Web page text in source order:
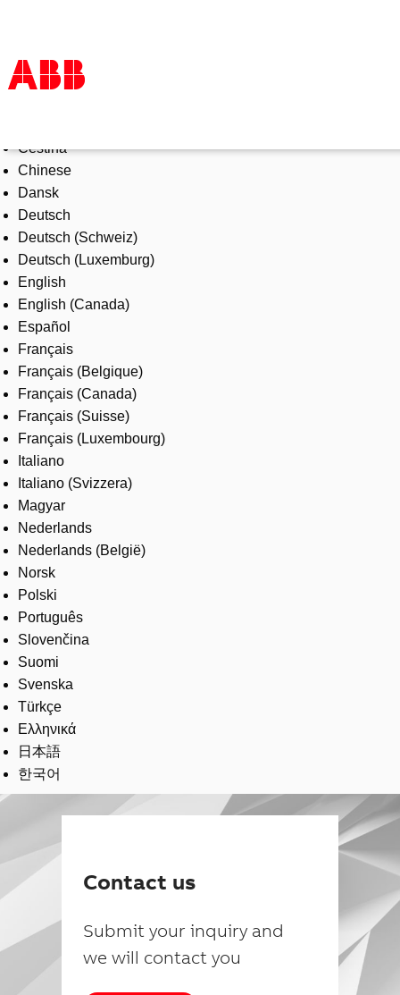
Products & Solutions
Industries
Services
About us
Where to buy
Contact us
Careers
Čeština
Chinese
Dansk
Deutsch
Deutsch (Schweiz)
Deutsch (Luxemburg)
English
English (Canada)
Español
Français
Français (Belgique)
Français (Canada)
Français (Suisse)
Français (Luxembourg)
Italiano
Italiano (Svizzera)
Magyar
Nederlands
Nederlands (België)
Norsk
Polski
Português
Slovenčina
Suomi
Svenska
Türkçe
Ελληνικά
日本語
한국어
Contact us
Submit your inquiry and
we will contact you